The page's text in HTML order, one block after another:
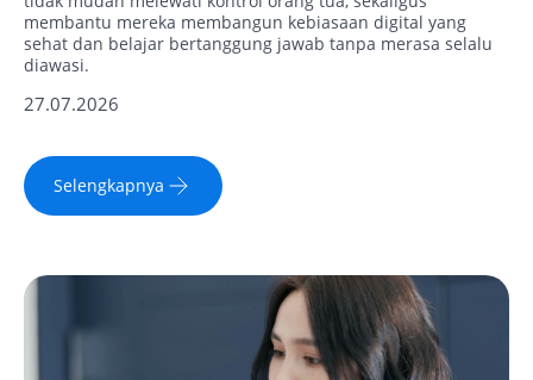
membantu mereka membangun kebiasaan digital yang
sehat dan belajar bertanggung jawab tanpa merasa selalu
diawasi.
27.07.2026
Selengkapnya